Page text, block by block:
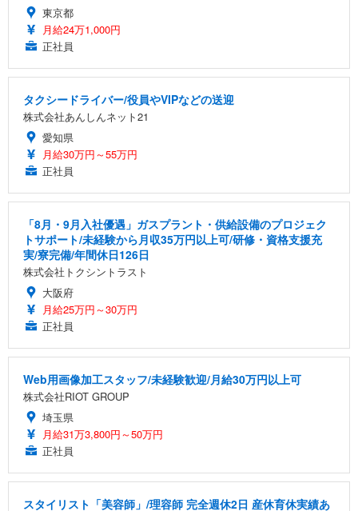
東京都
月給24万1,000円
正社員
タクシードライバー/役員やVIPなどの送迎
株式会社あんしんネット21
愛知県
月給30万円～55万円
正社員
「8月・9月入社優遇」ガスプラント・供給設備のプロジェク
トサポート/未経験から月収35万円以上可/研修・資格支援充
実/寮完備/年間休日126日
株式会社トクシントラスト
大阪府
月給25万円～30万円
正社員
Web用画像加工スタッフ/未経験歓迎/月給30万円以上可
株式会社RIOT GROUP
埼玉県
月給31万3,800円～50万円
正社員
スタイリスト「美容師」/理容師 完全週休2日 産休育休実績あ